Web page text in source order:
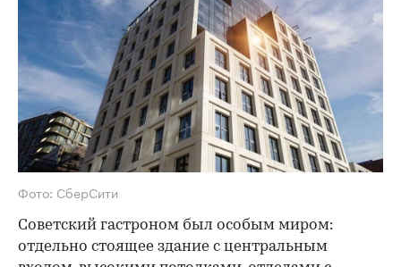
Фото: СберСити
Советский гастроном был особым миром:
отдельно стоящее здание с центральным